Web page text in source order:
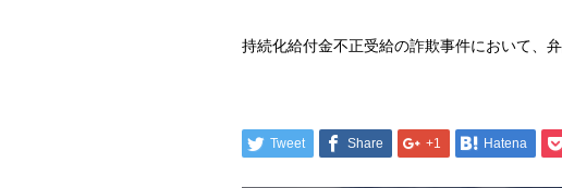
持続化給付金不正受給の詐欺事件において、
Tweet Share +1 Hatena